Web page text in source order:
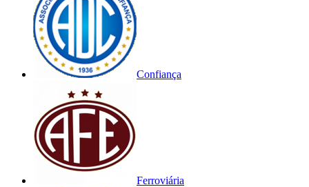
Confiança
Ferroviária